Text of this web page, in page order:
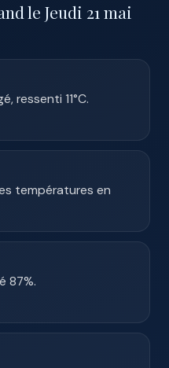
le Jeudi 21 mai
ressenti 11°C.
températures en
87%.